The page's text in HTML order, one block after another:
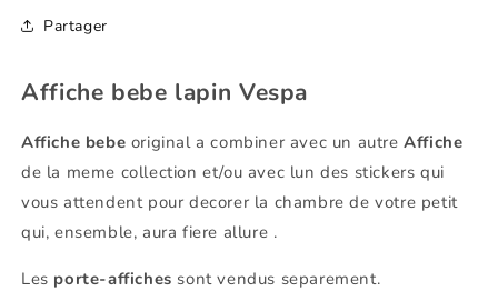
Partager
Affiche bebe lapin Vespa
Affiche bebe original a combiner avec un autreAffiche
de la meme collection et/ou avec lun des stickers qui
vous attendent pour decorer la chambre de votre petit
qui, ensemble, aura fiere allure .
Les porte-affiches sont vendus separement.